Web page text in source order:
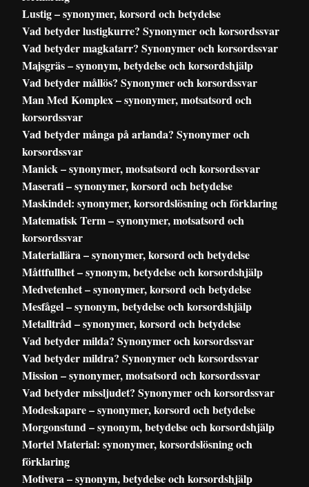
Lustig – synonymer, korsord och betydelse
Vad betyder lustigkurre? Synonymer och korsordssvar
Vad betyder magkatarr? Synonymer och korsordssvar
Majsgräs – synonym, betydelse och korsordshjälp
Vad betyder mållös? Synonymer och korsordssvar
Man Med Komplex – synonymer, motsatsord och
korsordssvar
Vad betyder många på arlanda? Synonymer och
korsordssvar
Manick – synonymer, motsatsord och korsordssvar
Maserati – synonymer, korsord och betydelse
Maskindel: synonymer, korsordslösning och förklaring
Matematisk Term – synonymer, motsatsord och
korsordssvar
Materiallära – synonymer, korsord och betydelse
Måttfullhet – synonym, betydelse och korsordshjälp
Medvetenhet – synonymer, korsord och betydelse
Mesfågel – synonym, betydelse och korsordshjälp
Metalltråd – synonymer, korsord och betydelse
Vad betyder milda? Synonymer och korsordssvar
Vad betyder mildra? Synonymer och korsordssvar
Mission – synonymer, motsatsord och korsordssvar
Vad betyder missljudet? Synonymer och korsordssvar
Modeskapare – synonymer, korsord och betydelse
Morgonstund – synonym, betydelse och korsordshjälp
Mortel Material: synonymer, korsordslösning och
förklaring
Motivera – synonym, betydelse och korsordshjälp